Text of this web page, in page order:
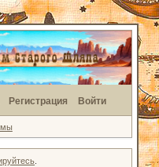
Регистрация Войти